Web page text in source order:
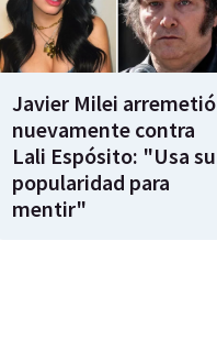
Javier Milei arremetió
nuevamente contra
Lali Espósito: "Usa su
popularidad para
mentir"